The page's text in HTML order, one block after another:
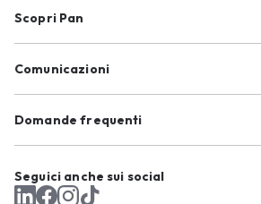
Scopri Pan
Comunicazioni
Domande frequenti
Seguici anche sui social